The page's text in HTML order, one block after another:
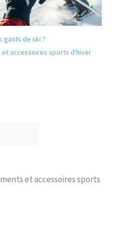
gants de ski ?
et accessoires sports d'hiver
et accessoires sports